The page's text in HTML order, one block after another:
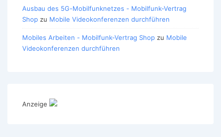
Ausbau des 5G-Mobilfunknetzes - Mobilfunk-Vertrag
Shop zu Mobile Videokonferenzen durchführen
Mobiles Arbeiten - Mobilfunk-Vertrag Shop zu Mobile
Videokonferenzen durchführen
Anzeige